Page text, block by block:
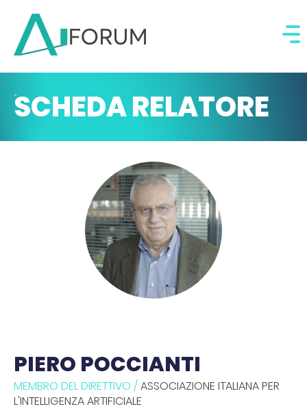
SCHEDA RELATORE
PIERO POCCIANTI
MEMBRO DEL DIRETTIVO /ASSOCIAZIONE ITALIANA PER
L'INTELLIGENZA ARTIFICIALE